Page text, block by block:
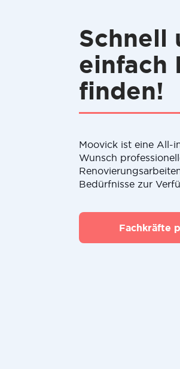
Schnell
einfach
finden!
Moovick ist eine All-
Wunsch
Bedürfnisse zur
Fachkräfte